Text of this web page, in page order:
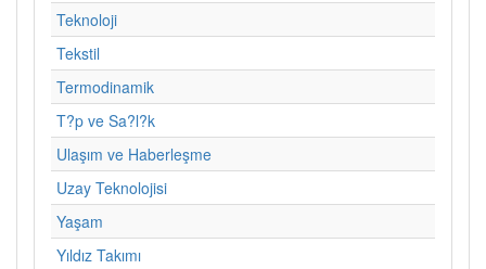
Teknoloji
Tekstil
Termodinamik
T?p ve Sa?l?k
Ulaşım ve Haberleşme
Uzay Teknolojisi
Yaşam
Yıldız Takımı